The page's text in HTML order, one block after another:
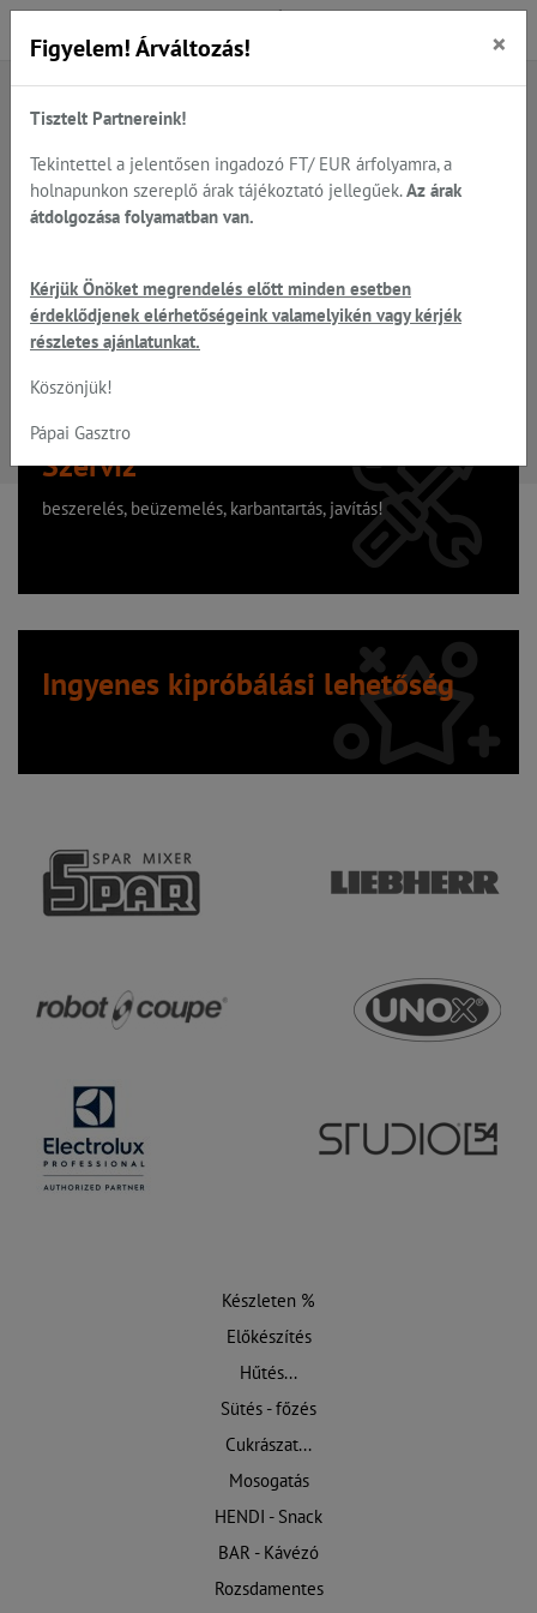
A keresett oldal nem található
Hiba, a keresett oldal nem található!
Szervíz
beszerelés, beüzemelés, karbantartás, javítás!
Ingyenes kipróbálási lehetőség
Készleten %
Előkészítés
Hűtés...
Sütés - főzés
Cukrászat...
Mosogatás
HENDI - Snack
BAR - Kávézó
Rozsdamentes
Figyelem! Árváltozás! ×
Tisztelt Partnereink!
Tekintettel a jelentősen ingadozó FT/ EUR árfolyamra, a
holnapunkon szereplő árak tájékoztató jellegűek. Az árak
átdolgozása folyamatban van.
Kérjük Önöket megrendelés előtt minden esetben
érdeklődjenek elérhetőségeink valamelyikén vagy kérjék
részletes ajánlatunkat.
Köszönjük!
Pápai Gasztro